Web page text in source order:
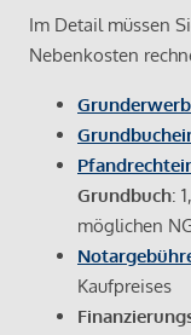
Im Detail müssen
Nebenkosten
Grundbuch:
möglichen
Kaufpreises